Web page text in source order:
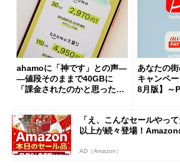
ahamoに「神です」との声―
―値段そのままで40GBに
「課金されたのかと思った」
あなたの街
キャンペ
8月版】～
「え、こんなセールやっ
以上が続々登場！
AD（Amazon）